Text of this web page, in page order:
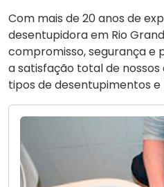
Com mais de 20 anos de
desentupidora em Rio
compromisso, segurança e
a satisfação total de
tipos de desentupimentos